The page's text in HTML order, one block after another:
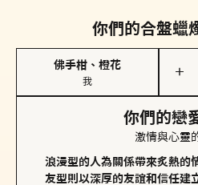
你們的合盤蠟
佛手柑、橙花
我
＋
你們的戀
激情與心靈
浪漫型的人為關係帶來炙熱的
友型則以深厚的友誼和信任建